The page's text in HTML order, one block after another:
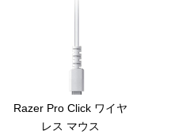
Razer Pro Click ワイヤ
レス マウス